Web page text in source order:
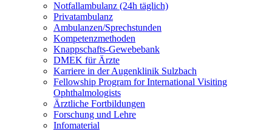
Notfallambulanz (24h täglich)
Privatambulanz
Ambulanzen/Sprechstunden
Kompetenzmethoden
Knappschafts-Gewebebank
DMEK für Ärzte
Karriere in der Augenklinik Sulzbach
Fellowship Program for International Visiting
Ophthalmologists
Ärztliche Fortbildungen
Forschung und Lehre
Infomaterial